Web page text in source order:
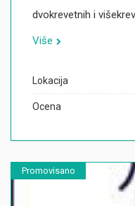
dvokrevetnih i
Više
Lokacija
Ocena
Promovisano